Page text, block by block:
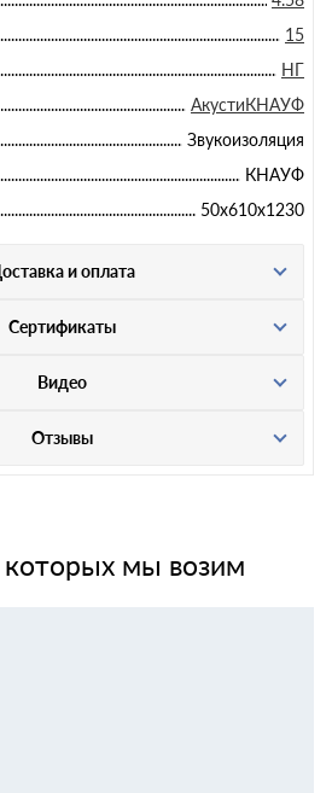
15
НГ
АкустиКНАУФ
Звукоизоляция
КНАУФ
50х610х1230
и оплата
Сертификаты
Видео
Отзывы
мы возим